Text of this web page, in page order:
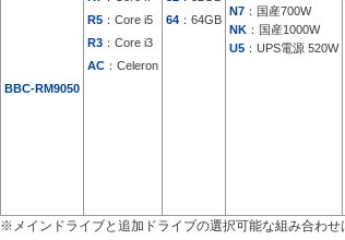
BBC-RM9050
N7 ：国産700W
NK ：国産1000W
U5 ：UPS電源 520W
R5 ：Core i5 64 ：64GB
R3 ：Core i3
AC ：Celeron
※メインドライブと追加ドライブの選択可能な組み合わ